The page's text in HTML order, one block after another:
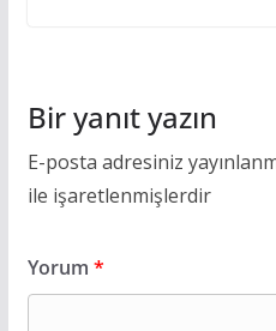
Bir yanıt yazın
E-posta adresiniz
ile işaretlenmişlerdir
Yorum *